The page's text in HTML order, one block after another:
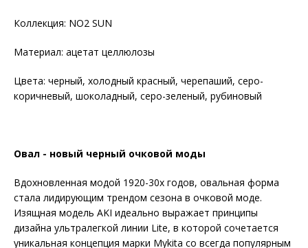
Коллекция: NO2 SUN
Материал: ацетат целлюлозы
Цвета: черный, холодный красный, черепаший, серо-
коричневый, шоколадный, серо-зеленый, рубиновый
Овал - новый черный очковой моды
Вдохновленная модой 1920-30х годов, овальная форма
стала лидирующим трендом сезона в очковой моде.
Изящная модель AKI идеально выражает принципы
дизайна ультралегкой линии Lite, в которой сочетается
уникальная концепция марки Mykita со всегда популярным